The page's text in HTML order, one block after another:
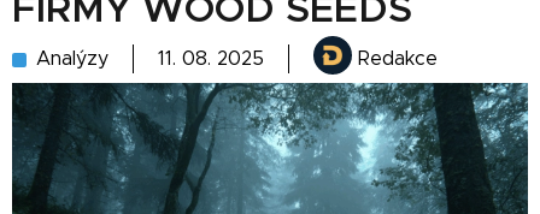
FIRMY WOOD SEEDS
Analýzy 11. 08. 2025 Redakce